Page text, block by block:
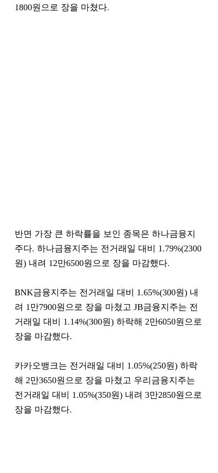
1800원으로 장을 마쳤다.
반면 가장 큰 하락률을 보인 종목은 하나금융지
주다. 하나금융지주는 전거래일 대비 1.79%(2300
원) 내려 12만6500원으로 장을 마감했다.
BNK금융지주는 전거래일 대비 1.65%(300원) 내
려 1만7900원으로 장을 마쳤고 JB금융지주는 전
거래일 대비 1.14%(300원) 하락해 2만6050원으로
장을 마감했다.
카카오뱅크는 전거래일 대비 1.05%(250원) 하락
해 2만3650원으로 장을 마쳤고 우리금융지주는
전거래일 대비 1.05%(350원) 내려 3만2850원으로
장을 마감했다.